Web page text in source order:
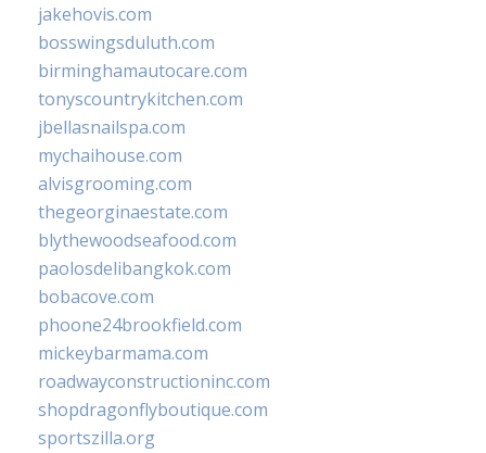
jakehovis.com
bosswingsduluth.com
birminghamautocare.com
tonyscountrykitchen.com
jbellasnailspa.com
mychaihouse.com
alvisgrooming.com
thegeorginaestate.com
blythewoodseafood.com
paolosdelibangkok.com
bobacove.com
phoone24brookfield.com
mickeybarmama.com
roadwayconstructioninc.com
shopdragonflyboutique.com
sportszilla.org